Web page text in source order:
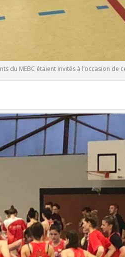
du MEBC étaient invités à l’occasion de